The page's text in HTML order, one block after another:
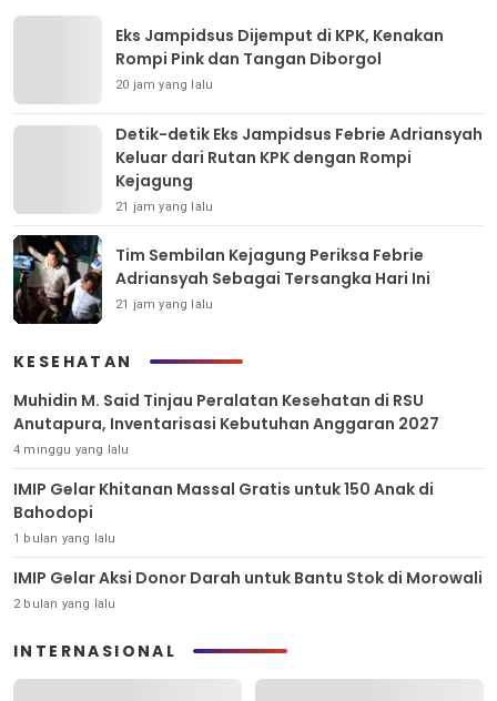
Eks Jampidsus Dijemput di KPK, Kenakan
Rompi Pink dan Tangan Diborgol
20 jam yang lalu
Detik-detik Eks Jampidsus Febrie Adriansyah
Keluar dari Rutan KPK dengan Rompi
Kejagung
21 jam yang lalu
Tim Sembilan Kejagung Periksa Febrie
Adriansyah Sebagai Tersangka Hari Ini
21 jam yang lalu
KESEHATAN
Muhidin M. Said Tinjau Peralatan Kesehatan di RSU
Anutapura, Inventarisasi Kebutuhan Anggaran 2027
4 minggu yang lalu
IMIP Gelar Khitanan Massal Gratis untuk 150 Anak di
Bahodopi
1 bulan yang lalu
IMIP Gelar Aksi Donor Darah untuk Bantu Stok di Morowali
2 bulan yang lalu
INTERNASIONAL